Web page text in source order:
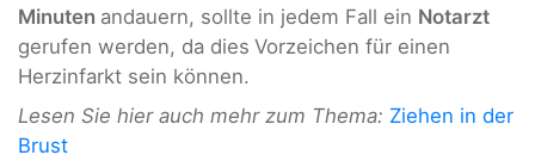
Minuten andauern, sollte in jedem Fall ein Notarzt
gerufen werden, da dies Vorzeichen für einen
Herzinfarkt sein können.
Lesen Sie hier auch mehr zum Thema: Ziehen in der
Brust